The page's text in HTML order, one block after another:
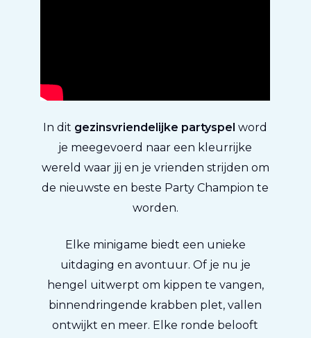
In dit gezinsvriendelijke partyspel word
je meegevoerd naar een kleurrijke
wereld waar jij en je vrienden strijden om
de nieuwste en beste Party Champion te
worden.
Elke minigame biedt een unieke
uitdaging en avontuur. Of je nu je
hengel uitwerpt om kippen te vangen,
binnendringende krabben plet, vallen
ontwijkt en meer. Elke ronde belooft